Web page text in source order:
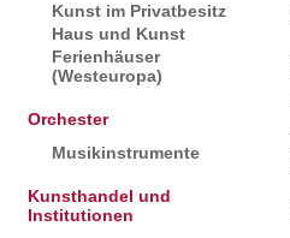
Kunst im Privatbesitz
Haus und Kunst
Ferienhäuser
(Westeuropa)
Orchester
Musikinstrumente
Kunsthandel und
Institutionen